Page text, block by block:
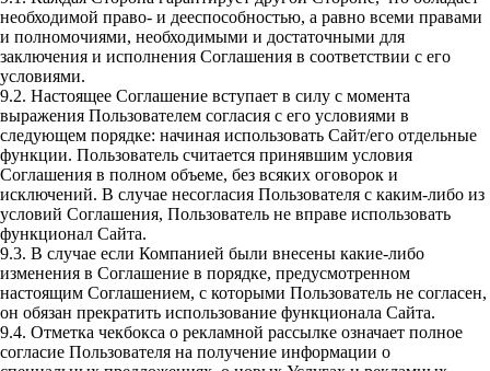
необходимой право- и дееспособностью, а равно всеми правами
и полномочиями, необходимыми и достаточными для
заключения и исполнения Соглашения в соответствии с его
условиями.
9.2. Настоящее Соглашение вступает в силу с момента
выражения Пользователем согласия с его условиями в
следующем порядке: начиная использовать Сайт/его отдельные
функции. Пользователь считается принявшим условия
Соглашения в полном объеме, без всяких оговорок и
исключений. В случае несогласия Пользователя с каким-либо из
условий Соглашения, Пользователь не вправе использовать
функционал Сайта.
9.3. В случае если Компанией были внесены какие-либо
изменения в Соглашение в порядке, предусмотренном
настоящим Соглашением, с которыми Пользователь не согласен,
он обязан прекратить использование функционала Сайта.
9.4. Отметка чекбокса о рекламной рассылке означает полное
согласие Пользователя на получение информации о